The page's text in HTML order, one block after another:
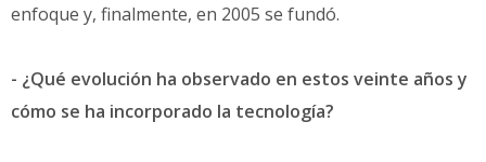
enfoque y, finalmente, en 2005 se fundó.
- ¿Qué evolución ha observado en estos veinte años y
cómo se ha incorporado la tecnología?